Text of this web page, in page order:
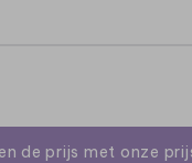
de prijs met onze